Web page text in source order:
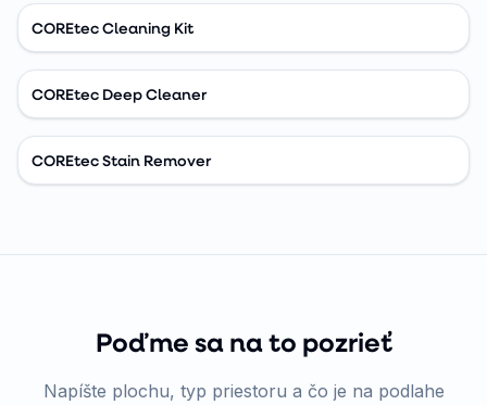
COREtec Cleaning Kit
COREtec Deep Cleaner
COREtec Stain Remover
Poďme sa na to pozrieť
Napíšte plochu, typ priestoru a čo je na podlahe